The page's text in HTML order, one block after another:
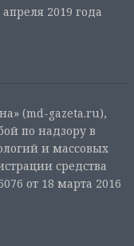
2019 года
(md-gazeta.ru),
по надзору в
и массовых
средства
от 18 марта 2016